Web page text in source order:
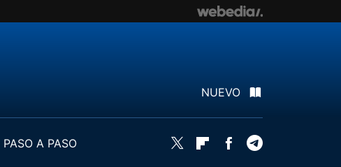
NUEVO
PASO A PASO
Twitter FlipboardFacebook